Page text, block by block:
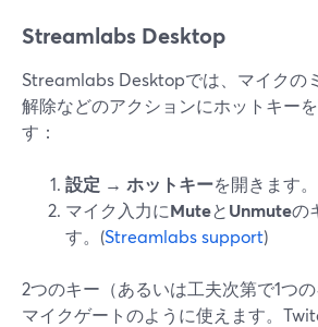
Streamlabs Desktop
Streamlabs Desktopでは、マイクの
解除などのアクションにホットキー
す：
設定 → ホットキーを開きます。
マイク入力にMuteとUnmuteの
す。(Streamlabs support)
2つのキー（あるいは工夫次第で1つ
マイクゲートのように使えます。